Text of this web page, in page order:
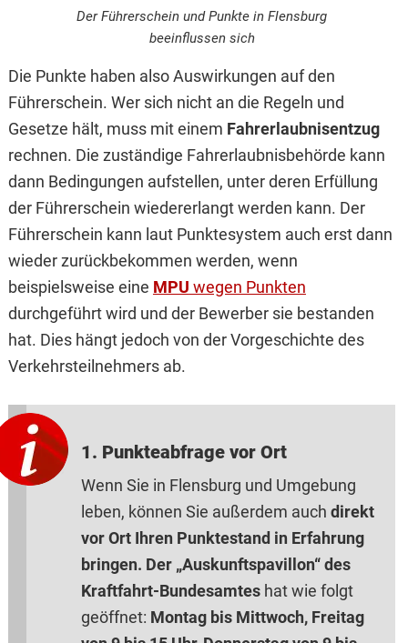
Der Führerschein und Punkte in Flensburg
beeinflussen sich
Die Punkte haben also Auswirkungen auf den
Führerschein. Wer sich nicht an die Regeln und
Gesetze hält, muss mit einem Fahrerlaubnisentzug
rechnen. Die zuständige Fahrerlaubnisbehörde kann
dann Bedingungen aufstellen, unter deren Erfüllung
der Führerschein wiedererlangt werden kann. Der
Führerschein kann laut Punktesystem auch erst dann
wieder zurückbekommen werden, wenn
beispielsweise eine MPU wegen Punkten
durchgeführt wird und der Bewerber sie bestanden
hat. Dies hängt jedoch von der Vorgeschichte des
Verkehrsteilnehmers ab.
1. Punkteabfrage vor Ort
Wenn Sie in Flensburg und Umgebung
leben, können Sie außerdem auch direkt
vor Ort Ihren Punktestand in Erfahrung
bringen. Der „Auskunftspavillon“ des
Kraftfahrt-Bundesamteshat wie folgt
geöffnet: Montag bis Mittwoch, Freitag